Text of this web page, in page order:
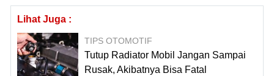
Lihat Juga :
TIPS OTOMOTIF
Tutup Radiator Mobil Jangan Sampai
Rusak, Akibatnya Bisa Fatal